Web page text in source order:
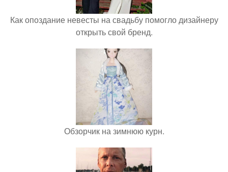
Как опоздание невесты на свадьбу помогло дизайнеру
открыть свой бренд.
Обзорчик на зимнюю курн.